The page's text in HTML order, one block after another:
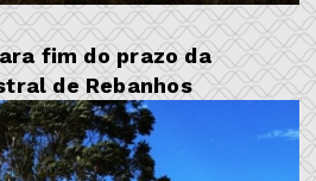
fim do prazo da
de Rebanhos